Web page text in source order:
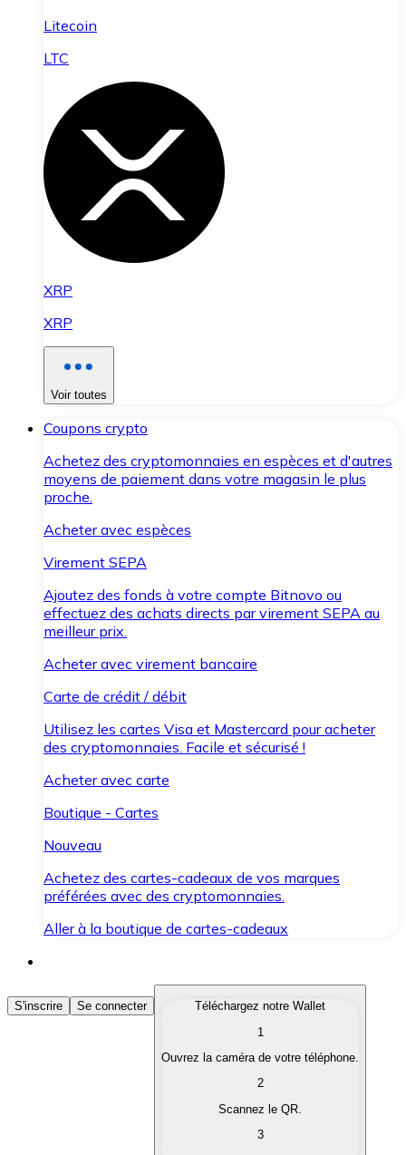
Litecoin
LTC
XRP
XRP
Voir toutes
Coupons crypto
Achetez des cryptomonnaies en espèces et d'autres
moyens de paiement dans votre magasin le plus
proche.
Acheter avec espèces
Virement SEPA
Ajoutez des fonds à votre compte Bitnovo ou
effectuez des achats directs par virement SEPA au
meilleur prix.
Acheter avec virement bancaire
Carte de crédit / débit
Utilisez les cartes Visa et Mastercard pour acheter
des cryptomonnaies. Facile et sécurisé !
Acheter avec carte
Boutique - Cartes
Nouveau
Achetez des cartes-cadeaux de vos marques
préférées avec des cryptomonnaies.
Aller à la boutique de cartes-cadeaux
Acheter des Cryptomonnaies
Achetez les cryptomonnaies qui vous intéressent
Convertissez vos cryptomonnaies en monnaie
S'inscrire Se connecter
Téléchargez notre Wallet
1
Ouvrez la caméra de votre téléphone.
2
Scannez le QR.
3